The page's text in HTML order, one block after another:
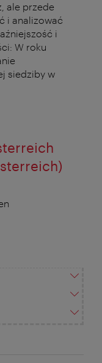
ale przede
i analizować
i
W roku
siedziby w